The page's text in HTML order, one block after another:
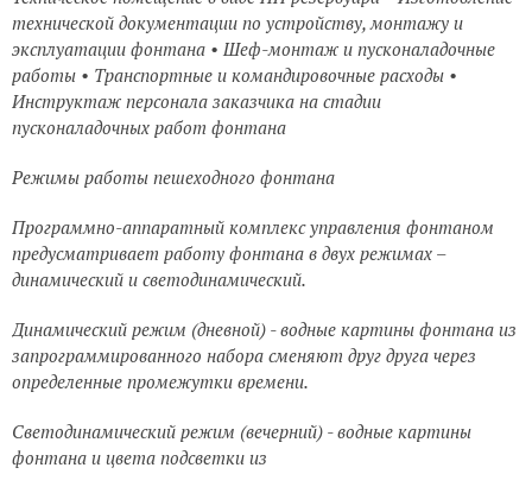
технической документации по устройству, монтажу и
эксплуатации фонтана • Шеф-монтаж и пусконаладочные
работы • Транспортные и командировочные расходы •
Инструктаж персонала заказчика на стадии
пусконаладочных работ фонтана
Режимы работы пешеходного фонтана
Программно-аппаратный комплекс управления фонтаном
предусматривает работу фонтана в двух режимах –
динамический и светодинамический.
Динамический режим (дневной) - водные картины фонтана из
запрограммированного набора сменяют друг друга через
определенные промежутки времени.
Светодинамический режим (вечерний) - водные картины
фонтана и цвета подсветки из